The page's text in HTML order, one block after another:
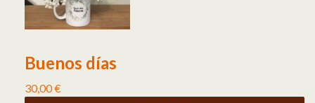
Buenos días
30,00€